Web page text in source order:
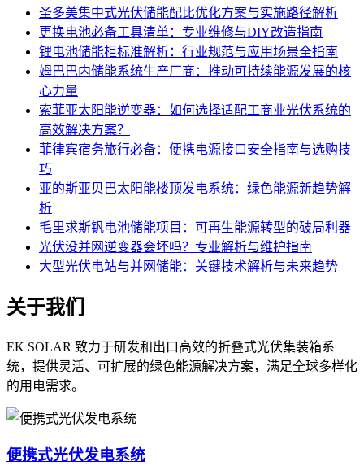
圣多美集中式光伏储能配比优化方案与实施路径解析
更换电池必备工具清单：专业维修与DIY改造指南
锂电池储能柜标准解析：行业规范与应用场景全指南
姆巴巴内储能系统生产厂商：推动可持续能源发展的核
心力量
索菲亚太阳能逆变器：如何选择适配工商业光伏系统的
高效解决方案？
菲律宾宿务旅行必备：便携电源接口安全指南与选购技
巧
亚的斯亚贝巴太阳能楼顶发电系统：绿色能源新趋势解
析
毛里求斯钒电池储能项目：可再生能源转型的破局利器
光伏没并网逆变器会坏吗？专业解析与维护指南
大型光伏电站与并网储能：关键技术解析与未来趋势
关于我们
EK SOLAR 致力于研发和出口高效的折叠式光伏集装箱系
统，提供灵活、可扩展的绿色能源解决方案，满足全球多样化
的用电需求。
便携式光伏发电系统